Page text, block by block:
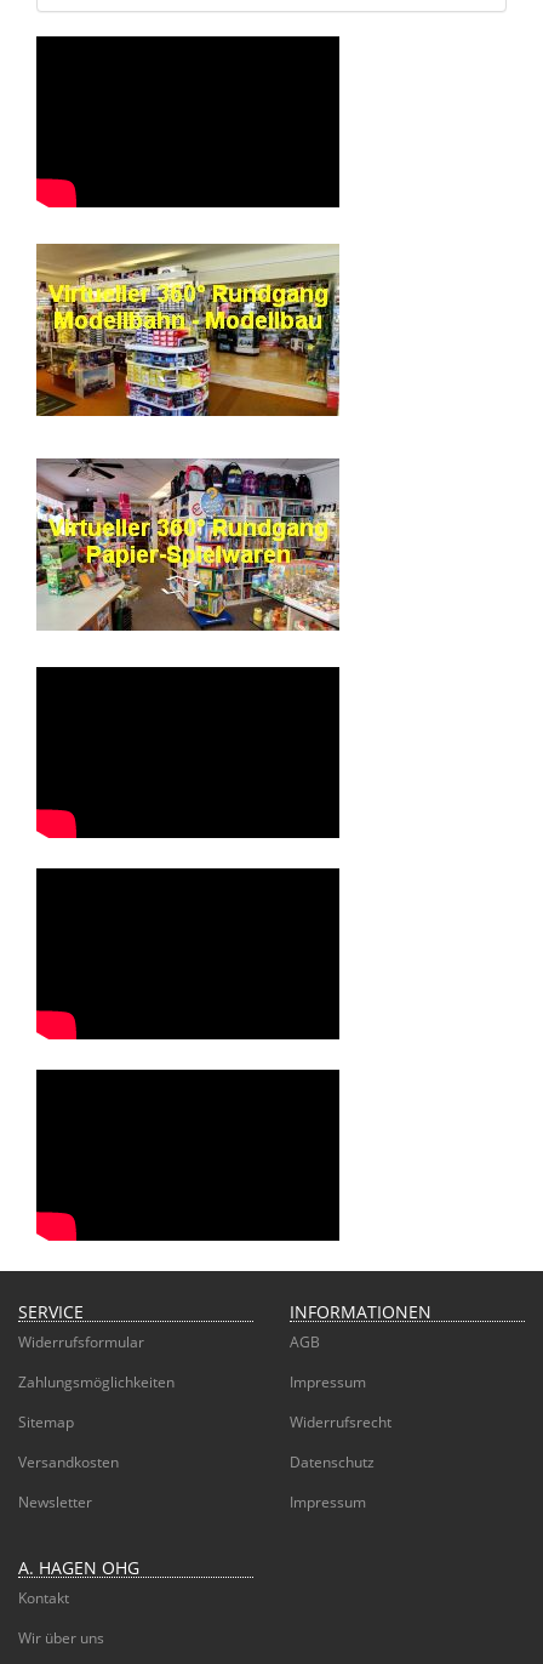
SERVICE
Widerrufsformular
Zahlungsmöglichkeiten
Sitemap
Versandkosten
Newsletter
INFORMATIONEN
AGB
Impressum
Widerrufsrecht
Datenschutz
Impressum
A. HAGEN OHG
Kontakt
Wir über uns